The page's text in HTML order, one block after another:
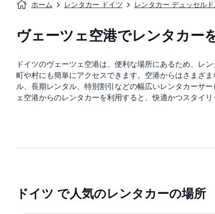
ホーム レンタカー ドイツ レンタカー デュッセル
ヴェーツェ空港でレンタカー
ドイツのヴェーツェ空港は、便利な場所にあるため、レ
町や村にも簡単にアクセスできます。空港からはさまざ
ル、長期レンタル、特別割引などの幅広いレンタカーサ
ェ空港からのレンタカーを利用すると、快適かつスタイリ
ドイツ で人気のレンタカーの場所